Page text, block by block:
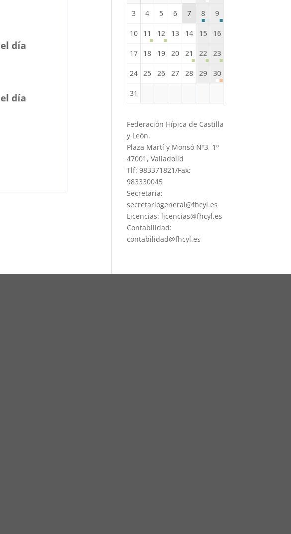
día
día
3 4 5 6 7 8 9
10 11 12 13 14 15 16
17 18 19 20 21 22 23
24 25 26 27 28 29 30
31
Federación Hípica de Castilla
y León.
Plaza Martí y Monsó Nº3, 1º
47001, Valladolid
Tlf: 983371821/Fax:
983330045
Secretaria:
secretariogeneral@fhcyl.es
Licencias: licencias@fhcyl.es
Contabilidad:
contabilidad@fhcyl.es